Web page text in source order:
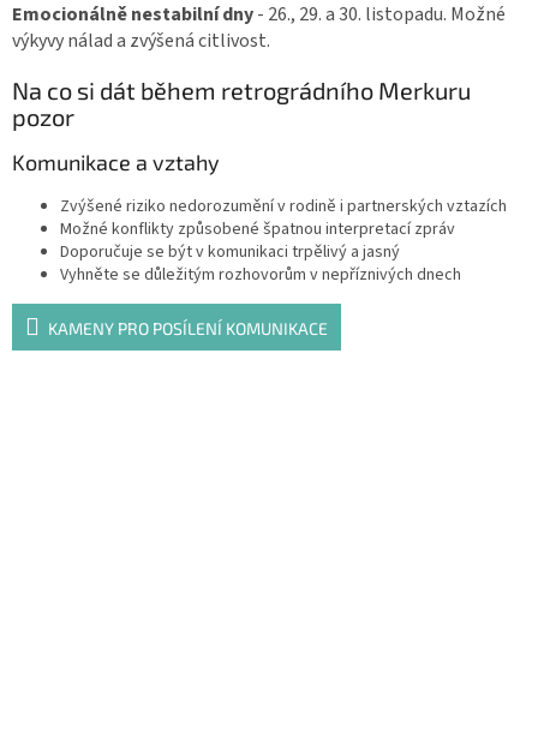
Emocionálně nestabilní dny- 26., 29. a 30. listopadu. Možné
výkyvy nálad a zvýšená citlivost.
Na co si dát během retrográdního Merkuru
pozor
Komunikace a vztahy
Zvýšené riziko nedorozumění v rodině i partnerských vztazích
Možné konflikty způsobené špatnou interpretací zpráv
Doporučuje se být v komunikaci trpělivý a jasný
Vyhněte se důležitým rozhovorům v nepříznivých dnech
KAMENY PRO POSÍLENÍ KOMUNIKACE